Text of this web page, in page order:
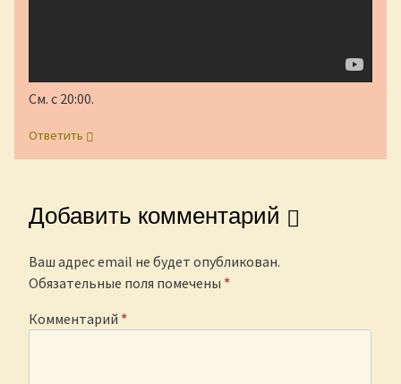
См. с 20:00.
Ответить
Добавить комментарий
Ваш адрес email не будет опубликован.
Обязательные поля помечены *
Комментарий *